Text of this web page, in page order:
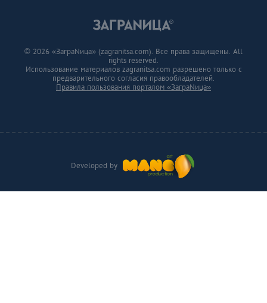
Developed by
© 2026 «ЗаграNица» (zagranitsa.com). Все права защищены. All
rights reserved.
Использование материалов zagranitsa.com разрешено только с
предварительного согласия правообладателей.
Правила пользования порталом «ЗаграNица»